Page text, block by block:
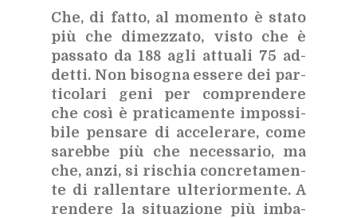
Che, di fat­to, al mo­men­to è sta­to
più che di­mez­za­to, vi­sto che è
pas­sa­to da 188 agli at­tua­li 75 ad­
det­ti. Non bi­so­gna es­se­re dei par­
ti­co­la­ri geni per com­pren­de­re
che così è pra­ti­ca­men­te im­pos­si­
bi­le pen­sa­re di ac­ce­le­ra­re, come
sa­reb­be più che ne­ces­sa­rio, ma
che, anzi, si ri­schia con­cre­ta­men­
te di ral­len­ta­re ul­te­rior­men­te. A
ren­de­re la si­tua­zio­ne più im­ba­